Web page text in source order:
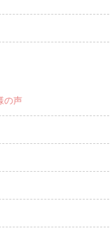
の声